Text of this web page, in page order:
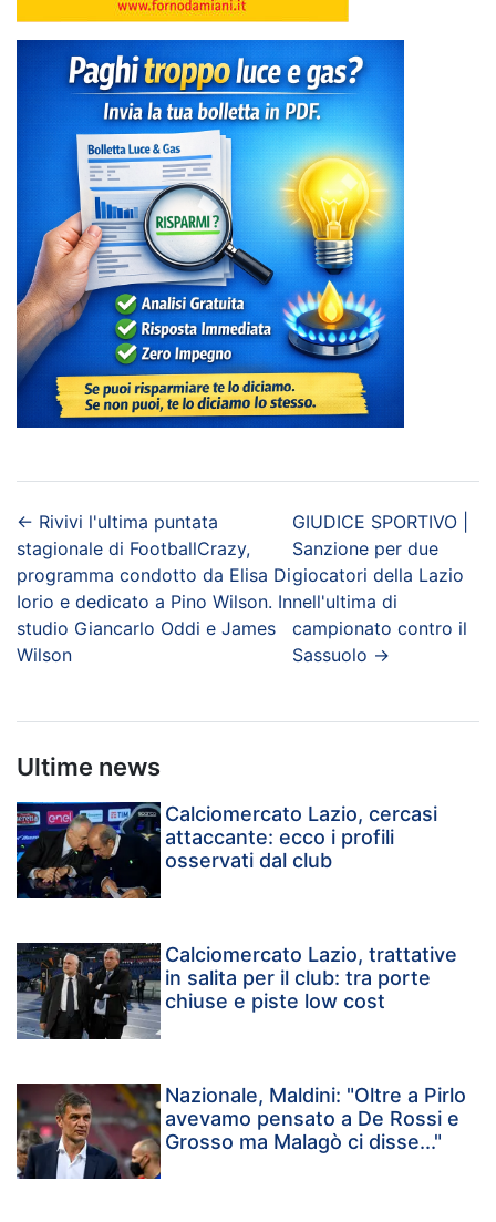
← Rivivi l'ultima puntata
stagionale di FootballCrazy,
programma condotto da Elisa Di
Iorio e dedicato a Pino Wilson. In
studio Giancarlo Oddi e James
Wilson
GIUDICE SPORTIVO |
Sanzione per due
giocatori della Lazio
nell'ultima di
campionato contro il
Sassuolo →
Ultime news
Calciomercato Lazio, cercasi
attaccante: ecco i profili
osservati dal club
Calciomercato Lazio, trattative
in salita per il club: tra porte
chiuse e piste low cost
Nazionale, Maldini: "Oltre a Pirlo
avevamo pensato a De Rossi e
Grosso ma Malagò ci disse..."